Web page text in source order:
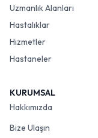
Uzmanlık Alanları
Hastalıklar
Hizmetler
Hastaneler
KURUMSAL
Hakkımızda
Bize Ulaşın